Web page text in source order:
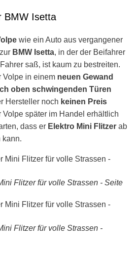
BMW Isetta
wie ein Auto aus vergangener
BMW Isetta, in der der Beifahrer
saß, ist kaum zu bestreiten.
Volpe in einem neuen Gewand
oben schwingenden Türen
Hersteller noch keinen Preis
Volpe später im Handel erhältlich
dass er Elektro Mini Flitzer ab
kann.
Flitzer für volle Strassen - Seite
Flitzer für volle Strassen -